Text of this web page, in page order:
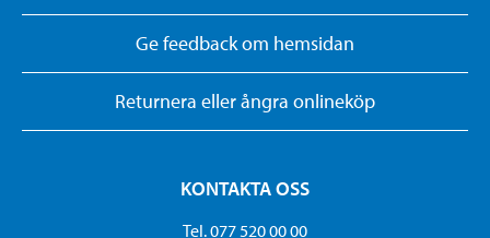
Ge feedback om hemsidan
Returnera eller ångra onlineköp
KONTAKTA OSS
Tel. 077 520 00 00